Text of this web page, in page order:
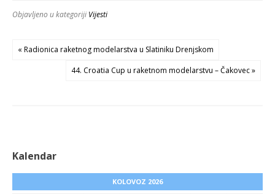
Objavljeno u kategoriji Vijesti
« Radionica raketnog modelarstva u Slatiniku Drenjskom
44. Croatia Cup u raketnom modelarstvu – Čakovec »
Kalendar
KOLOVOZ 2026